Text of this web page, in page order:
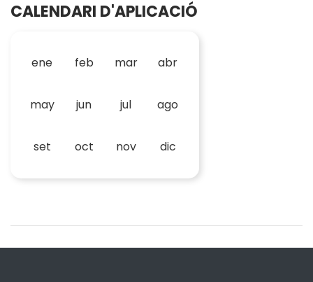
CALENDARI D'APLICACIÓ
ene feb mar abr
may jun jul ago
set oct nov dic